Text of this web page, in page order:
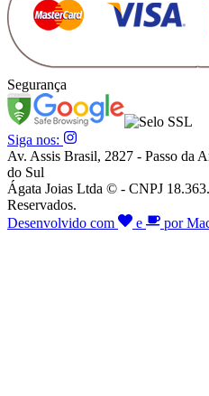
Segurança
Siga nos:
Av. Assis Brasil, 2827 - Passo da
do Sul
Ágata Joias Ltda © - CNPJ
Reservados.
Desenvolvido com
e por